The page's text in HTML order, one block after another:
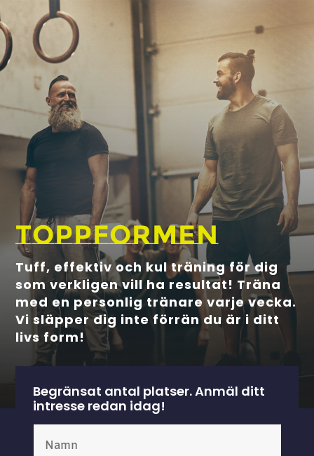
Toppformen
Tuff, effektiv och kul träning för dig
som verkligen vill ha resultat! Träna
med en personlig tränare varje vecka.
Vi släpper dig inte förrän du är i ditt
livs form!
Begränsat antal platser. Anmäl ditt
intresse redan idag!